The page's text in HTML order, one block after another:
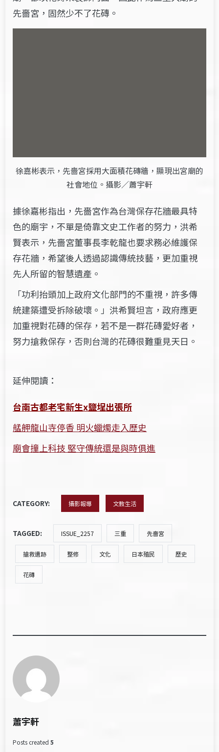
先嗇宮，固然少不了花磚。
徐嘉彬表示，先嗇宮採用大面積花磚牆，顯現出宮廟的
社會地位。攝影／蕭宇軒
據徐嘉彬指出，先嗇宮作為台灣保存花牆最具特
色的廟宇，不單是倚靠文史工作者的努力，洪希
賢表示，先嗇宮董事長李乾龍也要求務必維護保
存花牆，希望後人透過認識傳統技藝，更加重視
先人所留的智慧遺產。
「功利抬頭加上政府文化部門的不重視，許多傳
統建築遭受拆除破壞。」洪希賢坦言，政府應更
加重視對花磚的保存，若不是一群花磚愛好者，
努力搶救保存，否則台灣的花磚很難重見天日。
延伸閱讀：
台南古都老宅新生x鹽埕出張所
艋舺龍山寺停香 明火蠟燭走入歷史
廟會撞上科技 堅守傳統還是與時俱進
CATEGORY: 攝影報導 文教生活
TAGGED: ISSUE_2257 三重 先嗇宮
搶救遺跡 整修 文化 日本殖民 歷史
花磚
蕭宇軒
Posts created 5